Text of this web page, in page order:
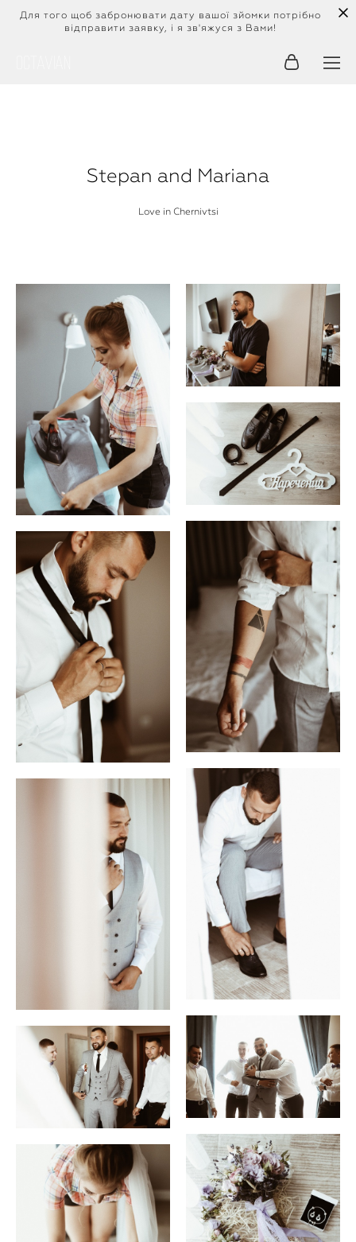
Для того щоб забронювати дату вашої зйомки потрібно
відправити заявку, і я зв'яжуся з Вами!
Stepan and Mariana
Love in Chernivtsi